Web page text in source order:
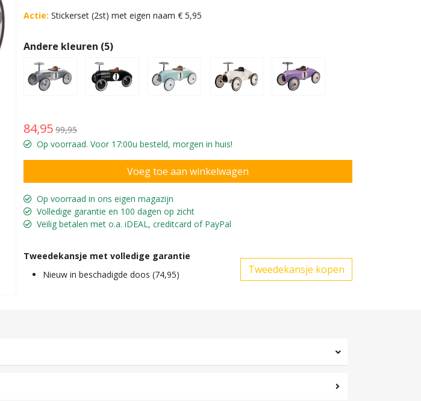
Voor kinderen vanaf 1 jaar
Actie: Stickerset (2st) met eigen naam € 5,95
Andere kleuren (5)
84,95 99,95
Op voorraad. Voor 17:00u besteld, morgen in huis!
Op voorraad in ons eigen magazijn
Volledige garantie en 100 dagen op zicht
Veilig betalen met o.a. iDEAL, creditcard of PayPal
Tweedekansje met volledige garantie
Nieuw in beschadigde doos (74,95)